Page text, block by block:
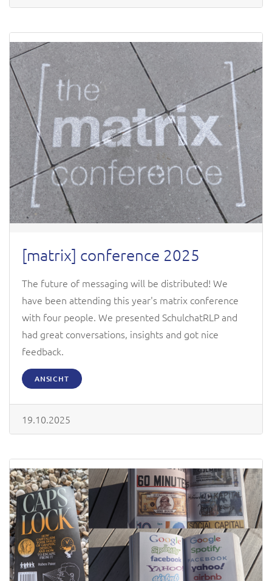
[matrix] conference 2025
The future of messaging will be distributed! We
have been attending this year's matrix conference
with four people. We presented SchulchatRLP and
had great conversations, insights and got nice
feedback.
ANSICHT
19.10.2025